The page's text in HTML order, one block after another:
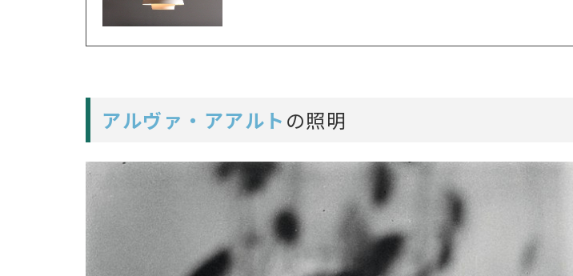
アルヴァ・アアルト の照明